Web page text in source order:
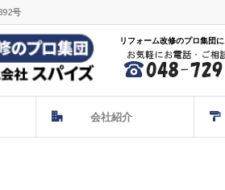
号
リフォーム改修のプロ集団
会社紹介